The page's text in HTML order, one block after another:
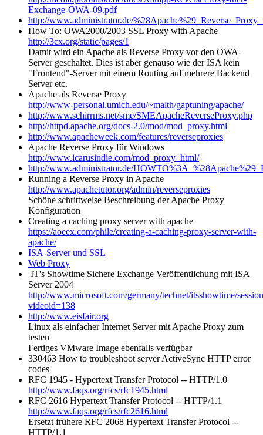
Exchange-OWA-09.pdf
http://www.administrator.de/
How To: OWA2000/2003 SSL Proxy with Apache
http://3cx.org/static/pages/1
Damit wird ein Apache als Reverse Proxy vor den OWA-
Server geschaltet. Dies ist aber genauso wie der ISA kein
"Frontend"-Server mit einem Routing auf mehrere Backend
Server etc.
Apache als Reverse Proxy
http://www-personal.umich.edu/~malth/gaptuning/apache/
http://www.schirrms.net/sme/SMEApacheReverseProxy.php
http://httpd.apache.org/docs-2.0/mod/mod_proxy.html
http://www.apacheweek.com/features/reverseproxies
Apache Reverse Proxy für Windows
http://www.icarusindie.com/mod_proxy_html/
http://www.administrator.de/
Running a Reverse Proxy in Apache
http://www.apachetutor.org/admin/reverseproxies
Schöne schrittweise Beschreibung der Apache Proxy
Konfiguration
Creating a caching proxy server with apache
https://aoeex.com/phile/creating-a-caching-proxy-server-with-
apache/
ISA-Server und SSL
Web Proxy
IT's Showtime Sichere Exchange Veröffentlichung mit ISA
Server 2004
http://www.microsoft.com/germany/technet/itsshowtime/
videoid=138
http://www.eisfair.org
Linux als einfacher Internet Server mit Apache Proxy zum
testen
Fertiges VMware Image ebenfalls verfügbar
330463 How to troubleshoot server ActiveSync HTTP error
codes
RFC 1945 - Hypertext Transfer Protocol -- HTTP/1.0
http://www.faqs.org/rfcs/rfc1945.html
RFC 2616 Hypertext Transfer Protocol -- HTTP/1.1
http://www.faqs.org/rfcs/rfc2616.html
Ersetzt frühere RFC 2068 Hypertext Transfer Protocol --
HTTP/1.1